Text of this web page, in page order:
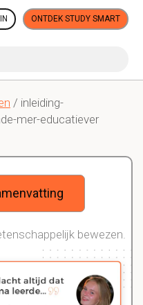
ONTDEK STUDY SMART
/ inleiding-
mer-educatiever
bewezen.